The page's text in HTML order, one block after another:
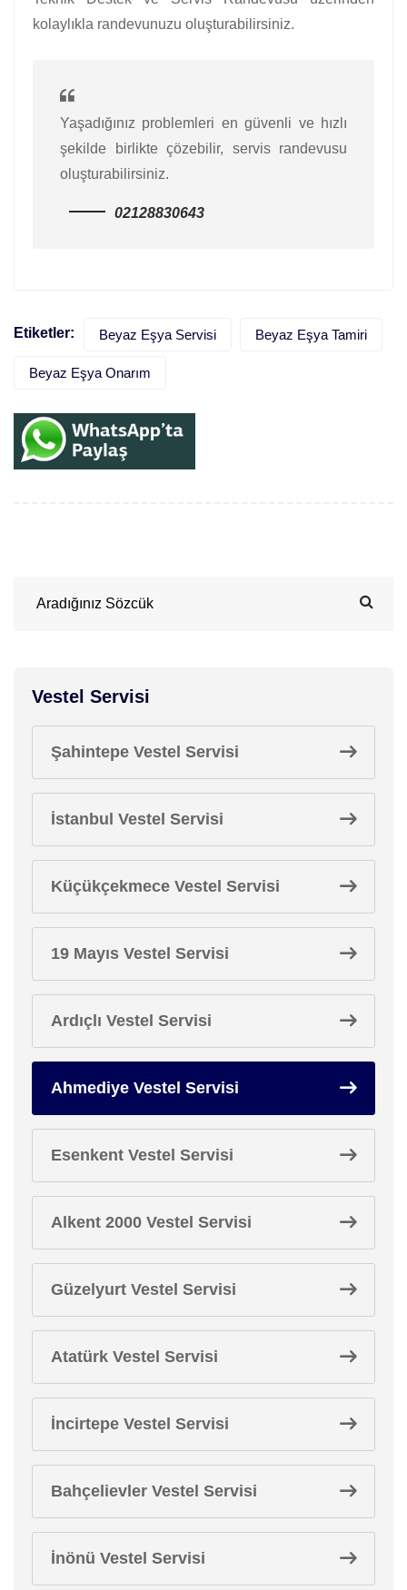
kolaylıkla randevunuzu oluşturabilirsiniz.
Yaşadığınız problemleri en güvenli ve hızlı
şekilde birlikte çözebilir, servis randevusu
oluşturabilirsiniz.
02128830643
Etiketler: Beyaz Eşya Servisi Beyaz Eşya Tamiri
Beyaz Eşya Onarım
Vestel Servisi
Şahintepe Vestel Servisi
İstanbul Vestel Servisi
Küçükçekmece Vestel Servisi
19 Mayıs Vestel Servisi
Ardıçlı Vestel Servisi
Ahmediye Vestel Servisi
Esenkent Vestel Servisi
Alkent 2000 Vestel Servisi
Güzelyurt Vestel Servisi
Atatürk Vestel Servisi
İncirtepe Vestel Servisi
Bahçelievler Vestel Servisi
İnönü Vestel Servisi